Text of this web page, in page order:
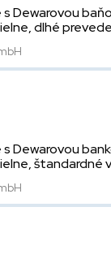
Dewarovou
dlhé
Dewarovou
štandardné